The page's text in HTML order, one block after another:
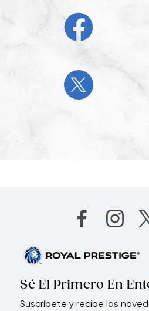
Sé El Primero En
Suscríbete y recibe las